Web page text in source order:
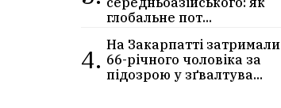
глобальне пот...
4. На Закарпатті затримали
66-річного чоловіка за
підозрою у зґвалтува...